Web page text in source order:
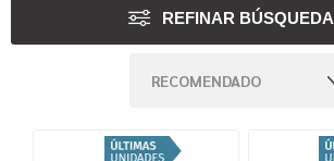
REFINAR BÚSQUEDA